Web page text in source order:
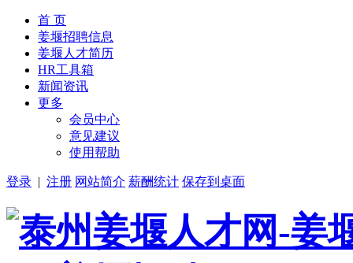
首 页
姜堰招聘信息
姜堰人才简历
HR工具箱
新闻资讯
更多
会员中心
意见建议
使用帮助
登录 | 注册 网站简介 薪酬统计 保存到桌面